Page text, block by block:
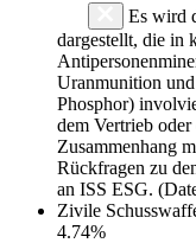
Es wird
dargestellt, die in
Uranmunition
Phosphor)
dem Vertrieb
Zusammenhang
Rückfragen zu
an ISS ESG.
Zivile
4.74%